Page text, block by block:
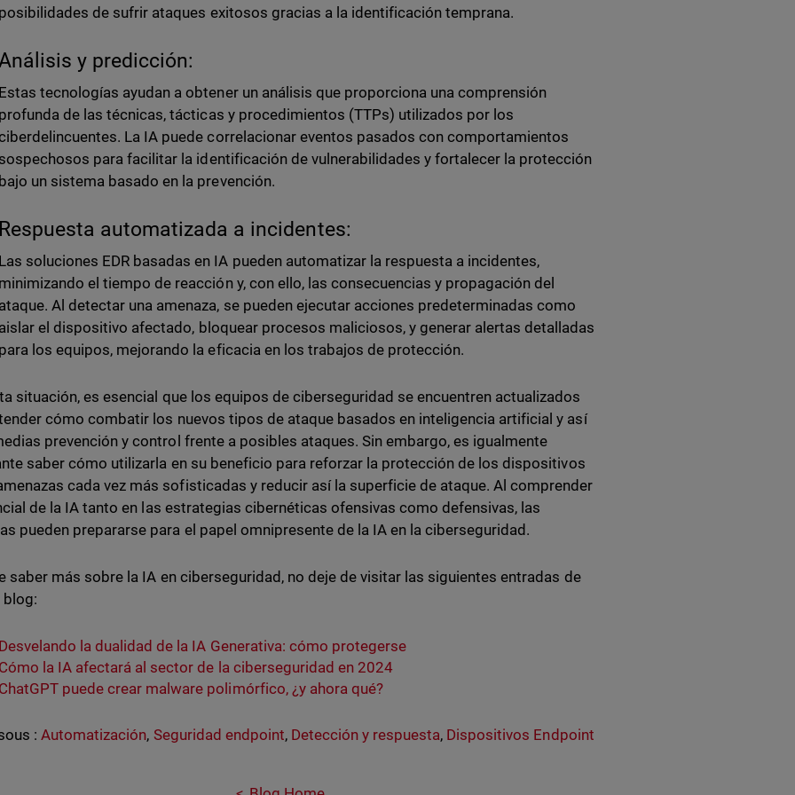
posibilidades de sufrir ataques exitosos gracias a la identificación temprana.
y predicción:
Estas tecnologías ayudan a obtener un análisis que proporciona una comprensión
profunda de las técnicas, tácticas y procedimientos (TTPs) utilizados por los
La IA puede correlacionar eventos pasados con comportamientos
sospechosos para facilitar la identificación de vulnerabilidades y fortalecer la protección
bajo un sistema basado en la prevención.
Respuesta automatizada a incidentes:
Las soluciones EDR basadas en IA pueden automatizar la respuesta a incidentes,
minimizando el tiempo de reacción y, con ello, las consecuencias y propagación del
ataque. Al detectar una amenaza, se pueden ejecutar acciones predeterminadas como
aislar el dispositivo afectado, bloquear procesos maliciosos, y generar alertas detalladas
para los equipos, mejorando la eficacia en los trabajos de protección.
situación, es esencial que los equipos de ciberseguridad se encuentren actualizados
cómo combatir los nuevos tipos de ataque basados en inteligencia artificial y así
prevención y control frente a posibles ataques. Sin embargo, es igualmente
saber cómo utilizarla en su beneficio para reforzar la protección de los dispositivos
cada vez más sofisticadas y reducir así la superficie de ataque. Al comprender
de la IA tanto en las estrategias cibernéticas ofensivas como defensivas, las
pueden prepararse para el papel omnipresente de la IA en la ciberseguridad.
saber más sobre la IA en ciberseguridad, no deje de visitar las siguientes entradas de
blog:
Desvelando la dualidad de la IA Generativa: cómo protegerse
Cómo la IA afectará al sector de la ciberseguridad en 2024
ChatGPT puede crear malware polimórfico, ¿y ahora qué?
: Automatización, Seguridad endpoint, Detección y respuesta, Dispositivos Endpoint